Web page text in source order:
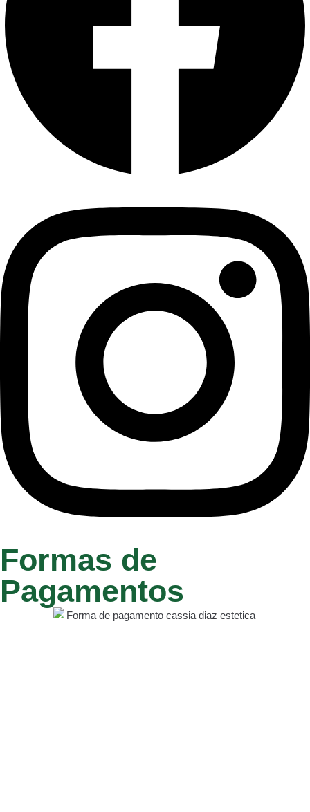
Formas de
Pagamentos